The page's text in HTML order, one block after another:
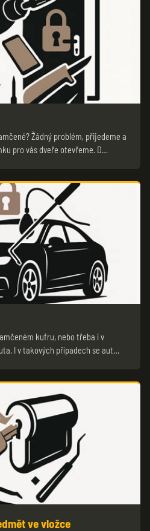
Žádný problém, přijedeme a
pro vás dveře otevřeme. D…
kufru, nebo třeba i v
I v takových případech se aut…
ve vložce